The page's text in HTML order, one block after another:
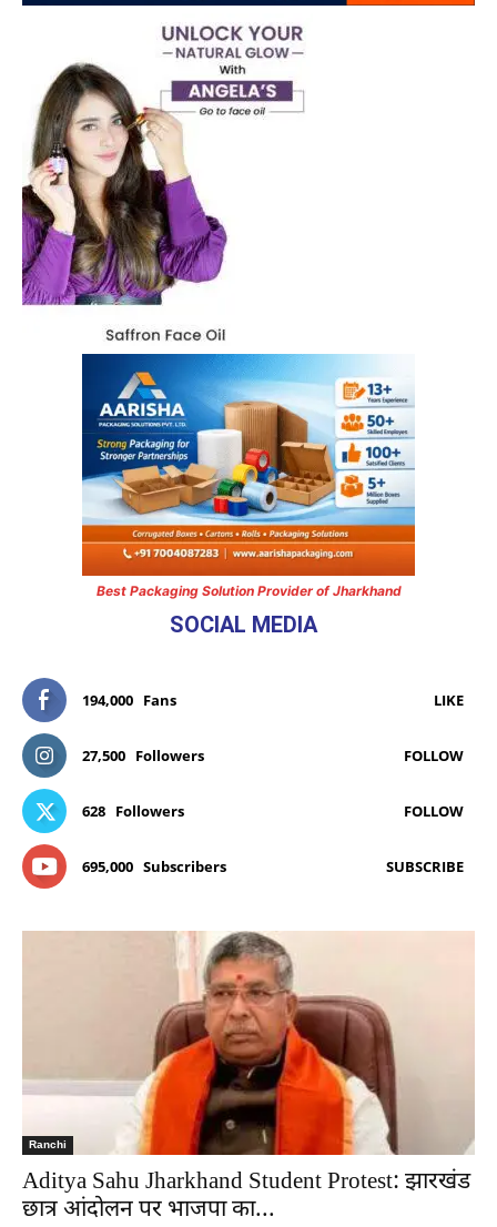
Best Packaging Solution Provider of Jharkhand
SOCIAL MEDIA
194,000 Fans LIKE
27,500 Followers FOLLOW
628 Followers FOLLOW
695,000 Subscribers SUBSCRIBE
Ranchi
Aditya Sahu Jharkhand Student Protest: झारखंड
छात्र आंदोलन पर भाजपा का...